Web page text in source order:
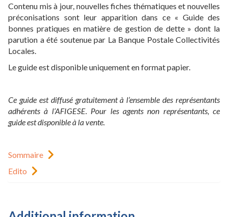
Contenu mis à jour, nouvelles fiches thématiques et nouvelles
préconisations sont leur apparition dans ce « Guide des
bonnes pratiques en matière de gestion de dette » dont la
parution a été soutenue par La Banque Postale Collectivités
Locales.
Le guide est disponible uniquement en format papier.
Ce guide est diffusé gratuitement à l’ensemble des représentants
adhérents à l’AFIGESE. Pour les agents non représentants, ce
guide est disponible à la vente.
Sommaire
Edito